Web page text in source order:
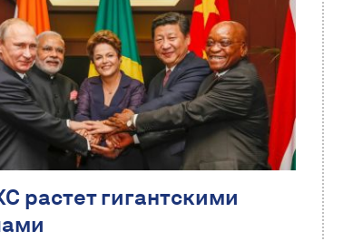
растет гигантскими